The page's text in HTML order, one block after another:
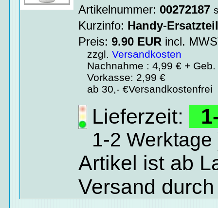
Artikelnummer: 00272187
Kurzinfo: Handy-
Preis:9.90 EUR incl.
zzgl.Versandkosten
Nachnahme : 4,99 € + Geb.
Vorkasse: 2,99 €
ab 30,- €Versandkostenfrei
Lieferzeit:
1-2 Werktage
Artikel ist ab
Versand